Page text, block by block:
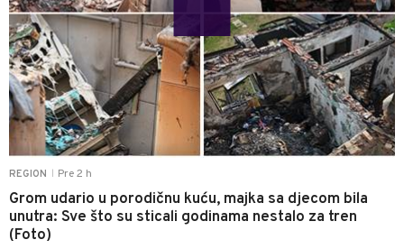
REGION Pre 2 h
Grom udario u porodičnu kuću, majka sa djecom bila
unutra: Sve što su sticali godinama nestalo za tren
(Foto)